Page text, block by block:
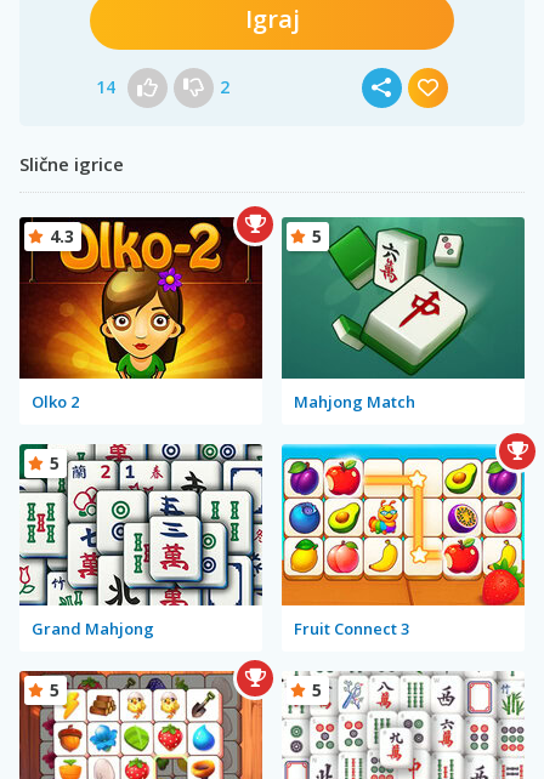
Igraj
14 2
Slične igrice
Olko 2
4.3
Mahjong Match
5
Grand Mahjong
5
Fruit Connect 3
5 5